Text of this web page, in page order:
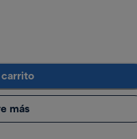
carrito
más